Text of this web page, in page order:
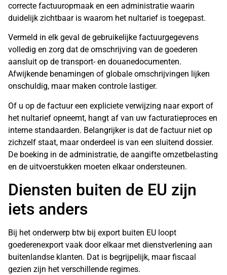
correcte factuuropmaak en een administratie waarin
duidelijk zichtbaar is waarom het nultarief is toegepast.
Vermeld in elk geval de gebruikelijke factuurgegevens
volledig en zorg dat de omschrijving van de goederen
aansluit op de transport- en douanedocumenten.
Afwijkende benamingen of globale omschrijvingen lijken
onschuldig, maar maken controle lastiger.
Of u op de factuur een expliciete verwijzing naar export of
het nultarief opneemt, hangt af van uw facturatieproces en
interne standaarden. Belangrijker is dat de factuur niet op
zichzelf staat, maar onderdeel is van een sluitend dossier.
De boeking in de administratie, de aangifte omzetbelasting
en de uitvoerstukken moeten elkaar ondersteunen.
Diensten buiten de EU zijn
iets anders
Bij het onderwerp btw bij export buiten EU loopt
goederenexport vaak door elkaar met dienstverlening aan
buitenlandse klanten. Dat is begrijpelijk, maar fiscaal
gezien zijn het verschillende regimes.